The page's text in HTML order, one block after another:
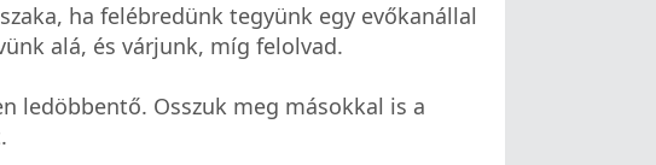
ha felébredünk tegyünk egy evőkanállal
alá, és várjunk, míg felolvad.
ledöbbentő. Osszuk meg másokkal is a